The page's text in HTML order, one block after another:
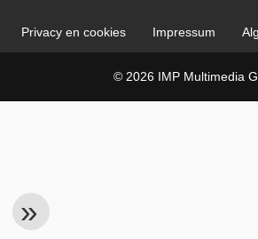
Privacy en cookies Impressum
© 2026 IMP Multimedia